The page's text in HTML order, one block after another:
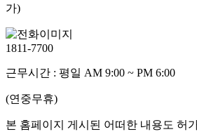
가)
1811-7700
근무시간 : 평일 AM 9:00 ~ PM 6:00
(연중무휴)
본 홈페이지 게시된 어떠한 내용도 허